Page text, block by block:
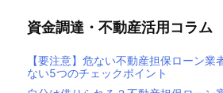
資金調達・不動産活用コラム
【要注意】危ない不動産担保ローン業
ない5つのチェックポイント